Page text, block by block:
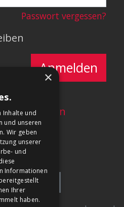
Passwort vergessen?
Anmelden
erstellen
×
Inhalte und
und unseren
Wir geben
unserer
und
Informationen
Ihrer
haben.